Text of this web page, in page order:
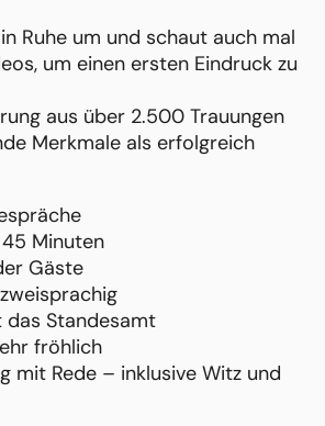
Ruhe um und schaut auch mal
um einen ersten Eindruck zu
aus über 2.500 Trauungen
Merkmale als erfolgreich
Minuten
Gäste
Standesamt
fröhlich
mit Rede – inklusive Witz und